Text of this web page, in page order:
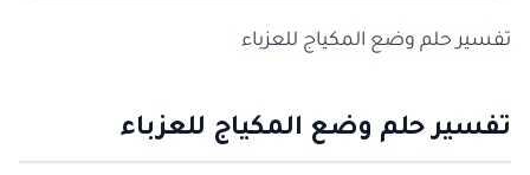
تفسير حلم وضع المكياج للعزباء
تفسير حلم وضع المكياج للعزباء